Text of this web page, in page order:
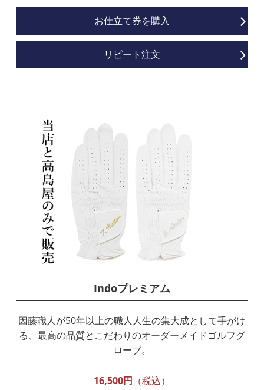
お仕立て券を購入
リピート注文
Indoプレミアム
因藤職人が50年以上の職人人生の集大成として手がけ
る、最高の品質とこだわりのオーダーメイドゴルフグ
ローブ。
16,500円 （税込）